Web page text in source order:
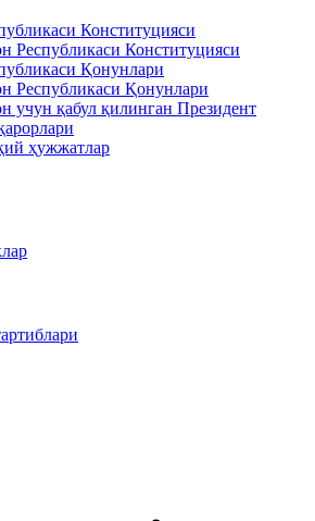
Конституцияси
Республикаси Конституцияси
Қонунлари
Республикаси Қонунлари
учун қабул қилинган Президент
ҳужжатлар